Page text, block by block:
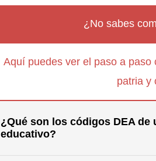
¿No sabes
Aquí puedes ver el paso a
patria y
¿Qué son los códigos DEA de
educativo?